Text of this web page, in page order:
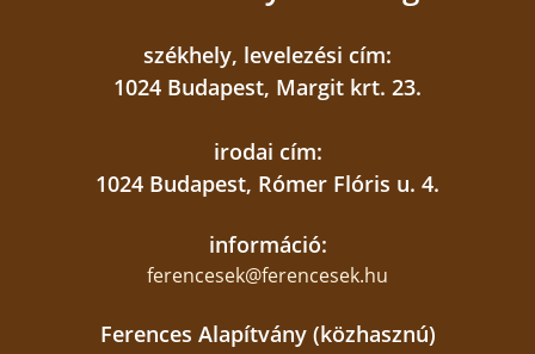
vállára támaszkodó, a napkorong előterében
megjelenő kéz is mutatja. Isten sugárzó
székhely, levelezési cím:
1024 Budapest, Margit krt. 23.
irodai cím:
1024 Budapest, Rómer Flóris u. 4.
információ:
ferencesek@ferencesek.hu
Ferences Alapítvány (közhasznú)